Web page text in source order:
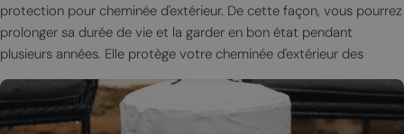
l
l
e
c
protection pour cheminée d'extérieur. De cette façon, vous pourrez
prolonger sa durée de vie et la garder en bon état pendant
plusieurs années. Elle protège votre cheminée d'extérieur des
éléments tels que la pluie, la neige, le vent et les rayons UV du
soleil.
Fabriquées dans des matériaux robustes et résistants, elles sont